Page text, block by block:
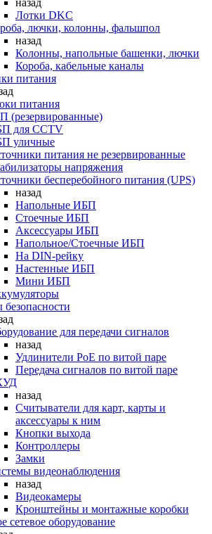
назад
Лотки DKC
лючки, колонны, фальшпол
назад
Колонны, напольные башенки, лючки
Короба, кабельные каналы
питания
питания
(резервированные)
для CCTV
уличные
питания не резервированные
напряжения
бесперебойного питания (UPS)
назад
Напольные ИБП
Стоечные ИБП
Аксессуары ИБП
Напольное/Стоечные ИБП
На DIN-рейку
Настенные ИБП
Мини ИБП
для передачи сигналов
назад
Удлинители PoE по витой паре
Передача сигналов по витой паре
назад
Считыватели для карт, карты и
аксессуары к ним
Кнопки выхода
Контроллеры
Замки
видеонаблюдения
назад
Видеокамеры
Кронштейны и монтажные коробки
сетевое оборудование